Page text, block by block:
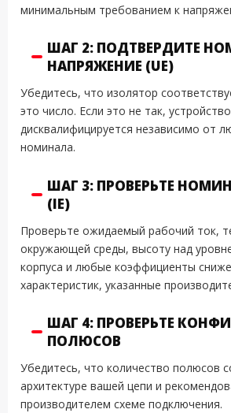
минимальным требованием к
ШАГ 2: ПОДТВЕРДИТЕ
НАПРЯЖЕНИЕ (UE)
Убедитесь, что изолятор
это число. Если это не так, устройство
дисквалифицируется независимо от
номинала.
ШАГ 3: ПРОВЕРЬТЕ
(IE)
Проверьте ожидаемый рабочий ток,
окружающей среды, высоту над
корпуса и любые коэффициенты
характеристик, указанные
ШАГ 4: ПРОВЕРЬТЕ
ПОЛЮСОВ
Убедитесь, что количество полюсов
архитектуре вашей цепи и
производителем схеме подключения.